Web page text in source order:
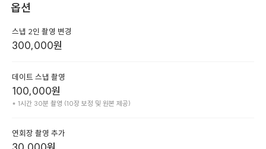
옵션
스냅 2인 촬영 변경
300,000원
데이트 스냅 촬영
100,000원
* 1시간 30분 촬영 (10장 보정 및 원본 제공)
연회장 촬영 추가